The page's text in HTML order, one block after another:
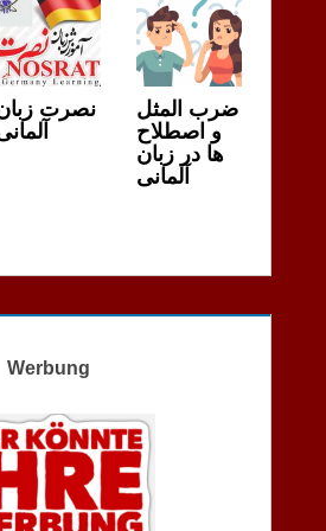
نصرت
ضرب المثل
و اصطلاح
ها در زبان
آلمانی
Werbung